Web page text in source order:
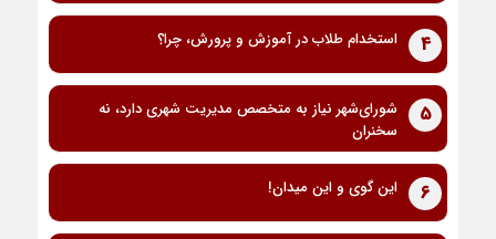
4 استخدام طلاب در آموزش و پرورش، چرا؟
5
شورای‌شهر نیاز به متخصص مدیریت شهری دارد، نه
سخنران
6 این گوی و این میدان!